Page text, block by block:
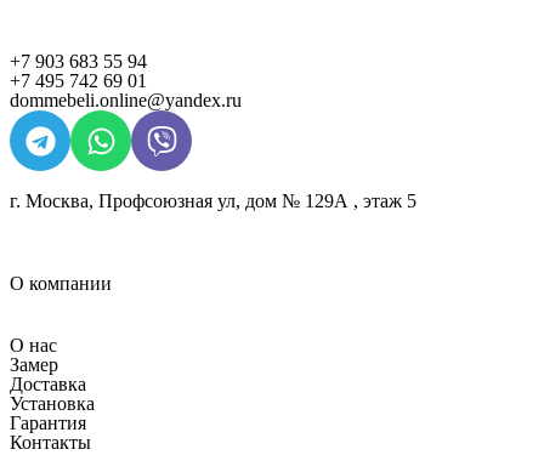
+7 903 683 55 94
+7 495 742 69 01
dommebeli.online@yandex.ru
г. Москва, Профсоюзная ул, дом № 129А , этаж 5
О компании
О нас
Замер
Доставка
Установка
Гарантия
Контакты